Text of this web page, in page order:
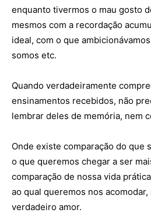
enquanto tivermos o mau gosto
mesmos com a recordação
ideal, com o que
somos etc.
Quando verdadeiramente
ensinamentos recebidos, não
lembrar deles de memória, nem
Onde existe comparação do que
o que queremos chegar a ser
comparação de nossa vida
ao qual queremos nos
verdadeiro amor.